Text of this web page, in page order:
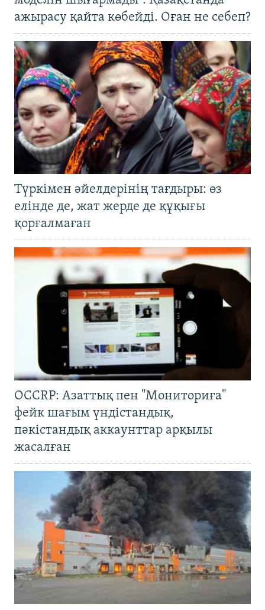
ажырасу қайта көбейді. Оған не себеп?
Түркімен әйелдерінің тағдыры: өз
елінде де, жат жерде де құқығы
қорғалмаған
OCCRP: Азаттық пен "Мониториға"
фейк шағым үндістандық,
пәкістандық аккаунттар арқылы
жасалған